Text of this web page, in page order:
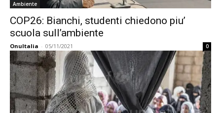
Ambiente
COP26: Bianchi, studenti chiedono piu’
scuola sull’ambiente
OnuItalia - 05/11/2021 0